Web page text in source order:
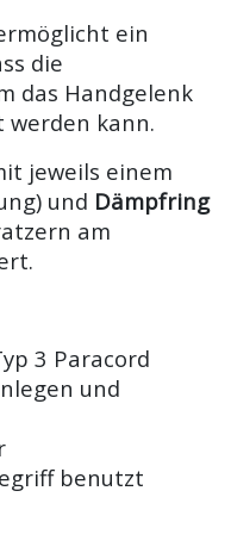
ein
die
das Handgelenk
kann.
jeweils einem
und Dämpfring
am
3 Paracord
und
benutzt